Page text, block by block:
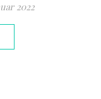
2022